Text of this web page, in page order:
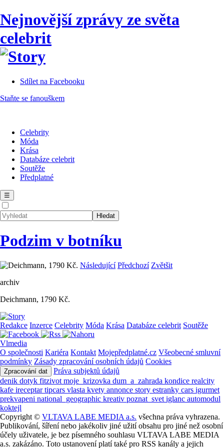
Nejnovější zprávy ze světa
celebrit
Sdílet na Facebooku
Staňte se fanouškem
Celebrity
Móda
Krása
Databáze celebrit
Soutěže
Předplatné
☰
Podzim v botníku
Následující Předchozí Zvětšit
archiv
Deichmann, 1790 Kč.
Redakce Inzerce Celebrity Móda Krása Databáze celebrit Soutěže
Vlmedia
O společnosti Kariéra Kontakt Mojepředplatné.cz Všeobecné smluvní
podmínky Zásady zpracování osobních údajů Cookies
Zpracování dat
Práva subjektů údajů
denik dotyk fitzivot moje_krizovka dum_a_zahrada kondice realcity
kafe ireceptartipcars vlasta kvety annonce story estranky cars igurmet
prekvapeni national_geographic kreativ poznat_svet iglanc automodul
koktejl
Copyright © VLTAVA LABE MEDIA a.s. všechna práva vyhrazena.
Publikování, šíření nebo jakékoliv jiné užití obsahu pro jiné než osobní
účely uživatele, je bez písemného souhlasu VLTAVA LABE MEDIA
a.s. zakázáno. Toto ustanovení platí také pro RSS kanály a jejich